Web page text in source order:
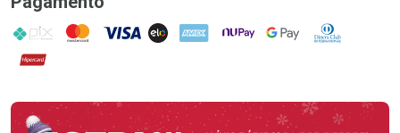
PIX MasterCard
VISA ELO AMEX NuPay Google PayDiners Club
Hipercard
Promoção em Destaque